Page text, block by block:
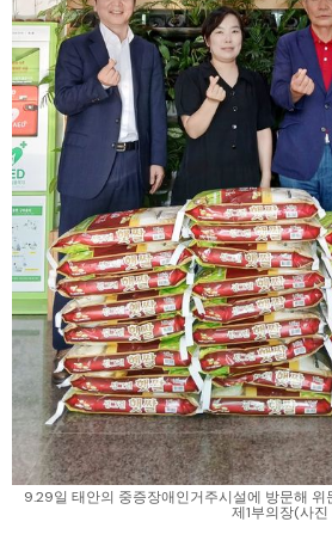
9.29일 태안의 중증장애인거주시설에 방문해 위
제1부의장(사